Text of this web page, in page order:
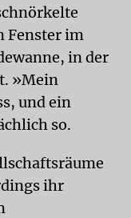
Fenster im
in der
»Mein
und ein
so.
ihr